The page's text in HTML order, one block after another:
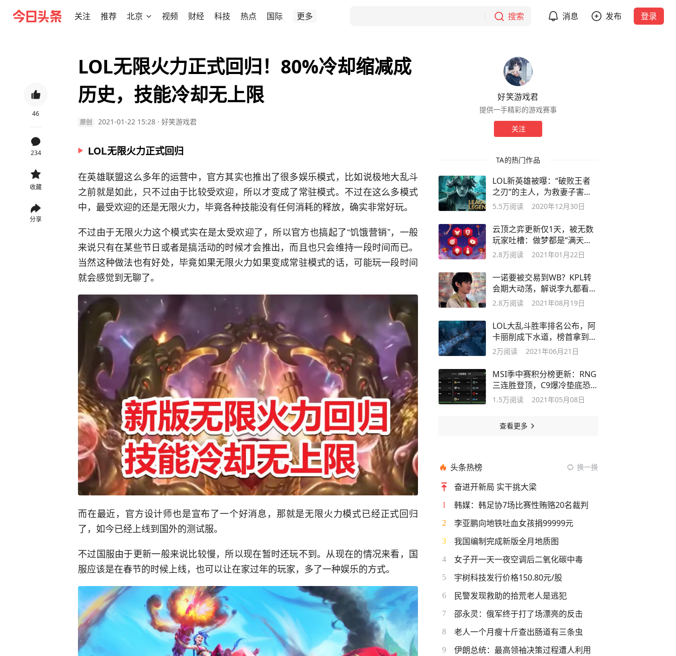
关注 推荐 北京 视频 财经 科技 热点 国际 更多 搜索 消息 发布 登录
46
234
收藏
分享
LOL无限火力正式回归！80%冷却缩减成
历史，技能冷却无上限
原创 2021-01-22 15:28 · 好笑游戏君
LOL无限火力正式回归
在英雄联盟这么多年的运营中，官方其实也推出了很多娱乐模式，比如说极地大乱斗
之前就是如此，只不过由于比较受欢迎，所以才变成了常驻模式。不过在这么多模式
中，最受欢迎的还是无限火力，毕竟各种技能没有任何消耗的释放，确实非常好玩。
不过由于无限火力这个模式实在是太受欢迎了，所以官方也搞起了“饥饿营销”，一般
来说只有在某些节日或者是搞活动的时候才会推出，而且也只会维持一段时间而已。
当然这种做法也有好处，毕竟如果无限火力如果变成常驻模式的话，可能玩一段时间
就会感觉到无聊了。
而在最近，官方设计师也是宣布了一个好消息，那就是无限火力模式已经正式回归
了，如今已经上线到国外的测试服。
不过国服由于更新一般来说比较慢，所以现在暂时还玩不到。从现在的情况来看，国
服应该是在春节的时候上线，也可以让在家过年的玩家，多了一种娱乐的方式。
好笑游戏君
提供一手精彩的游戏赛事
关注
TA的热门作品
LOL新英雄被曝：“破败王者
之刃”的主人，为救妻子害惨
暗影岛
5.5万阅读 2020年12月30日
云顶之弈更新仅1天，被无数
玩家吐槽：做梦都是“满天飞
羽”
2.8万阅读 2021年01月22日
一诺要被交易到WB？KPL转
会期大动荡，解说李九都看懵
了
2.8万阅读 2021年08月19日
LOL大乱斗胜率排名公布，阿
卡丽削成下水道，榜首拿到就
“乱杀”
2万阅读 2021年06月21日
MSI季中赛积分榜更新：RNG
三连胜登顶，C9爆冷垫底恐
遭淘汰
1.5万阅读 2021年05月08日
查看更多
头条热榜 换一换
奋进开新局 实干挑大梁
1 韩媒：韩足协7场比赛性贿赂20名裁判
2 李亚鹏向地铁吐血女孩捐99999元
3 我国编制完成新版全月地质图
4 女子开一天一夜空调后二氧化碳中毒
5 宇树科技发行价格150.80元/股
6 民警发现救助的拾荒老人是逃犯
7 邵永灵：俄军终于打了场漂亮的反击
8 老人一个月瘦十斤查出肠道有三条虫
9 伊朗总统：最高领袖决策过程遭人利用